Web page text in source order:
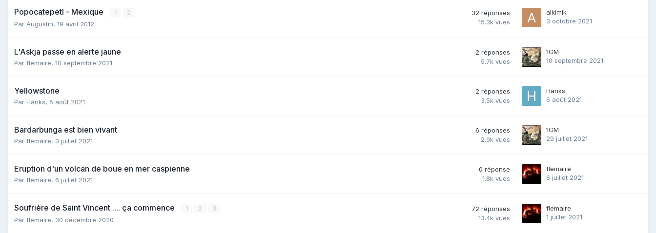
Popocatepetl - Mexique 1 2
Par Augustin, 19 avril 2012
32 réponses
15.3k vues
alkimik
3 octobre 2021
L'Askja passe en alerte jaune
Par flemaire, 10 septembre 2021
2 réponses
5.7k vues
1GM
10 septembre 2021
Yellowstone
Par Hanks, 5 août 2021
2 réponses
3.5k vues
Hanks
6 août 2021
Bardarbunga est bien vivant
Par flemaire, 3 juillet 2021
6 réponses
2.9k vues
1GM
29 juillet 2021
Eruption d'un volcan de boue en mer caspienne
Par flemaire, 6 juillet 2021
0 réponse
1.8k vues
flemaire
6 juillet 2021
Soufrière de Saint Vincent .... ça commence 1 2 3
Par flemaire, 30 décembre 2020
72 réponses
13.4k vues
flemaire
1 juillet 2021